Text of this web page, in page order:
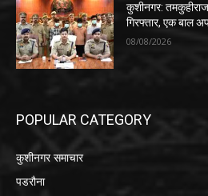
कुशीनगर:
गिरफ्तार, एक बाल
08/08/2026
POPULAR CATEGORY
कुशीनगर समाचार
पडरौना